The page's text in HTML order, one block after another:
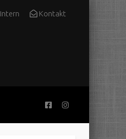
Intern Kontakt